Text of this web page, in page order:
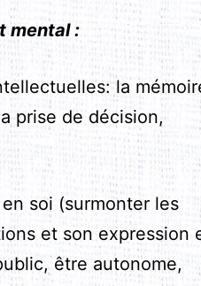
mental :
la
prise de décision,
soi (surmonter les
et son expression
être autonome,